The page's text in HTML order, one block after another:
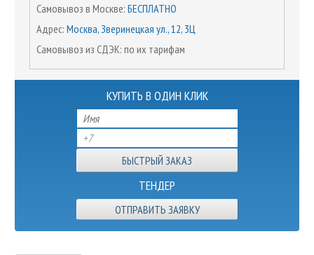
Самовывоз в Москве: БЕСПЛАТНО
Адрес: Москва, Зверинецкая ул., 12, 3Ц
Самовывоз из СДЭК: по их тарифам
КУПИТЬ В ОДИН КЛИК
ТЕНДЕР
ОТПРАВИТЬ ЗАЯВКУ